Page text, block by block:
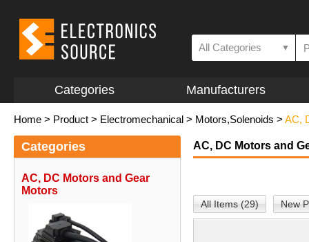
All Categories ▼
Categories Manufacturers
Home > Product > Electromechanical > Motors,Solenoids > AC,
Categories
AC, DC Motors and Gear
Motors
AC, DC Motors and
All Items (29) New